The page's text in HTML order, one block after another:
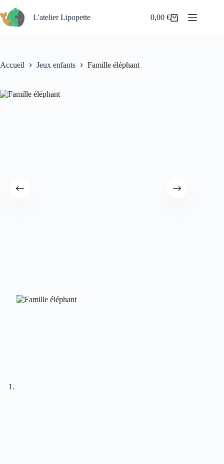
au
contenu
L'atelier Lipopette
Panier
0,00€
Accueil Jeux enfants Famille éléphant